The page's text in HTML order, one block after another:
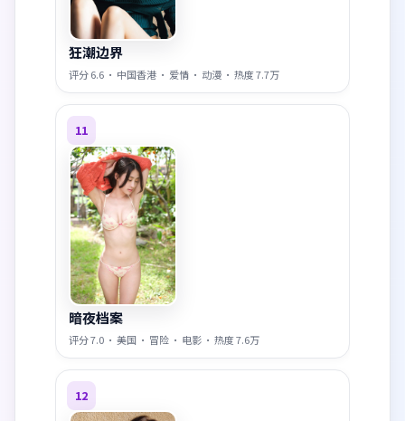
狂潮边界
评分6.6 · 中国香港 · 爱情 · 动漫 · 热度7.7万
11
暗夜档案
评分7.0 · 美国 · 冒险 · 电影 · 热度7.6万
12